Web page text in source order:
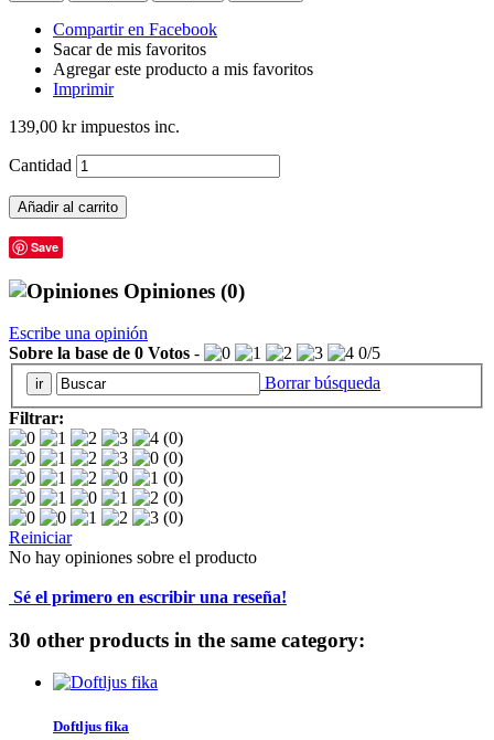
Compartir en Facebook
Sacar de mis favoritos
Agregar este producto a mis favoritos
Imprimir
139,00 krimpuestos inc.
Cantidad
Añadir al carrito
Save
Opiniones (0)
Escribe una opinión
Sobre la base de 0 Votos - 0/5
Borrar búsqueda
Filtrar:
(0)
(0)
(0)
(0)
(0)
Reiniciar
No hay opiniones sobre el producto
Sé el primero en escribir una reseña!
30 other products in the same category:
Doftljus fika